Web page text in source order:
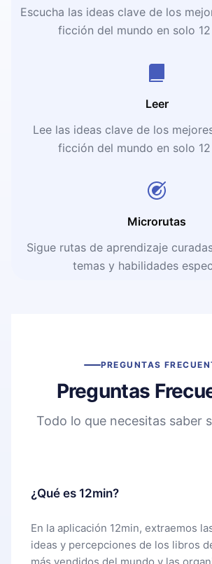
Escucha las ideas clave de los
ficción del mundo en solo
Leer
Lee las ideas clave de los
ficción del mundo en solo
Microrutas
Sigue rutas de aprendizaje
temas y habilidades
PREGUNTAS
Preguntas
Todo lo que necesitas saber
¿Qué es 12min?
En la aplicación 12min, extraemos
ideas y percepciones de los libros